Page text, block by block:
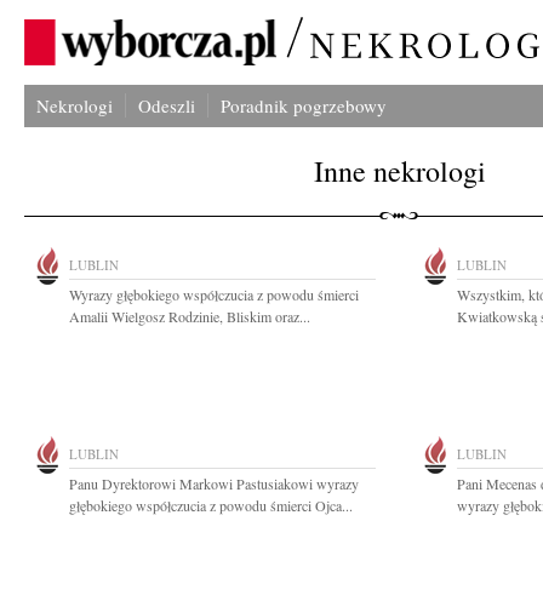
Nekrologi Odeszli Poradnik pogrzebowy
Inne nekrologi
LUBLIN
Wyrazy głębokiego współczucia z powodu śmierci
Amalii Wielgosz Rodzinie, Bliskim oraz...
LUBLIN
Wszystkim,
Kwiatkowską
LUBLIN
Panu Dyrektorowi Markowi Pastusiakowi wyrazy
głębokiego współczucia z powodu śmierci Ojca...
LUBLIN
Pani
wyrazy